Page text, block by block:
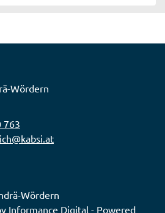
Wördern
763
Wördern
Informance Digital - Powered